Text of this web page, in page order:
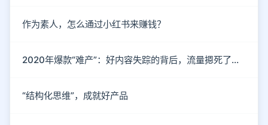
作为素人，怎么通过小红书来赚钱？
2020年爆款“难产”：好内容失踪的背后，流量摁死了内容
“结构化思维”，成就好产品